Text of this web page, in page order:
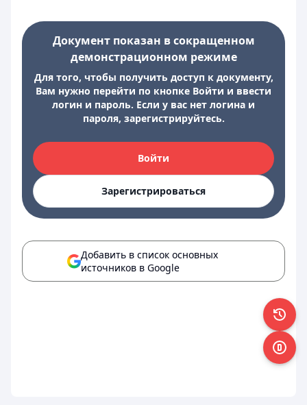
Документ показан в сокращенном
демонстрационном режиме
Для того, чтобы получить доступ к документу,
Вам нужно перейти по кнопке Войти и ввести
логин и пароль. Если у вас нет логина и
пароля, зарегистрируйтесь.
Войти
Зарегистрироваться
Добавить в список основных
источников в Google